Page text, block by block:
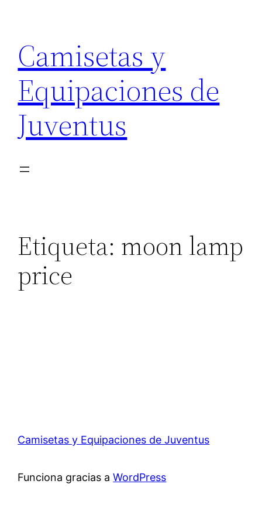
contenido
Camisetas y
Equipaciones de
Juventus
Etiqueta: moon lamp
price
Camisetas y Equipaciones de Juventus
Funciona gracias aWordPress